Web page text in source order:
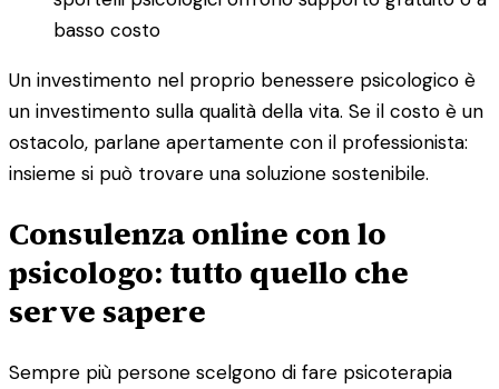
basso costo
Un investimento nel proprio benessere psicologico è
un investimento sulla qualità della vita. Se il costo è un
ostacolo, parlane apertamente con il professionista:
insieme si può trovare una soluzione sostenibile.
Consulenza online con lo
psicologo: tutto quello che
serve sapere
Sempre più persone scelgono di fare psicoterapia